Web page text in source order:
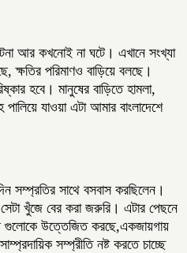
আর কখনোই না ঘটে। এখানে সংখ্যা
ক্ষতির পরিমাণও বাড়িয়ে বলছে।
হবে। মানুষের বাড়িতে হামলা,
যাওয়া এটা আমার বাংলাদেশে
সম্প্রতির সাথে বসবাস করছিলেন।
খুঁজে বের করা জরুরি। এটার পেছনে
উত্তেজিত করছে,একজায়গায়
সম্প্রীতি নষ্ট করতে চাচ্ছে